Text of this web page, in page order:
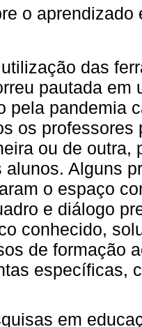
o aprendizado
das
pautada em
pela pandemia
os
ou de outra,
alunos. Alguns
o espaço
e diálogo
conhecido,
de formação
específicas,
em